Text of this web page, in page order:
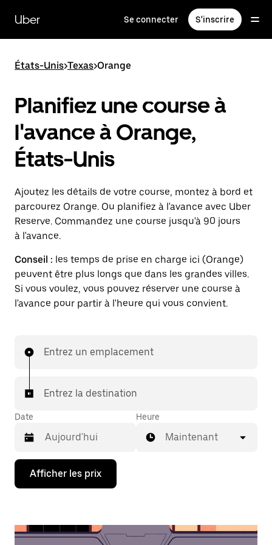
contenu
principal
Uber Se connecter S'inscrire
États-Unis>Texas>Orange
Planifiez une course à
l'avance à Orange,
États-Unis
Ajoutez les détails de votre course, montez à bord et
parcourez Orange. Ou planifiez à l'avance avec Uber
Reserve. Commandez une course jusqu'à 90 jours
à l'avance.
Conseil : les temps de prise en charge ici (Orange)
peuvent être plus longs que dans les grandes villes.
Si vous voulez, vous pouvez réserver une course à
l'avance pour partir à l'heure qui vous convient.
Entrez un emplacement
Entrez la destination
Date
Appuyez
la
bas
Heure
Maintenant
Afficher les prix